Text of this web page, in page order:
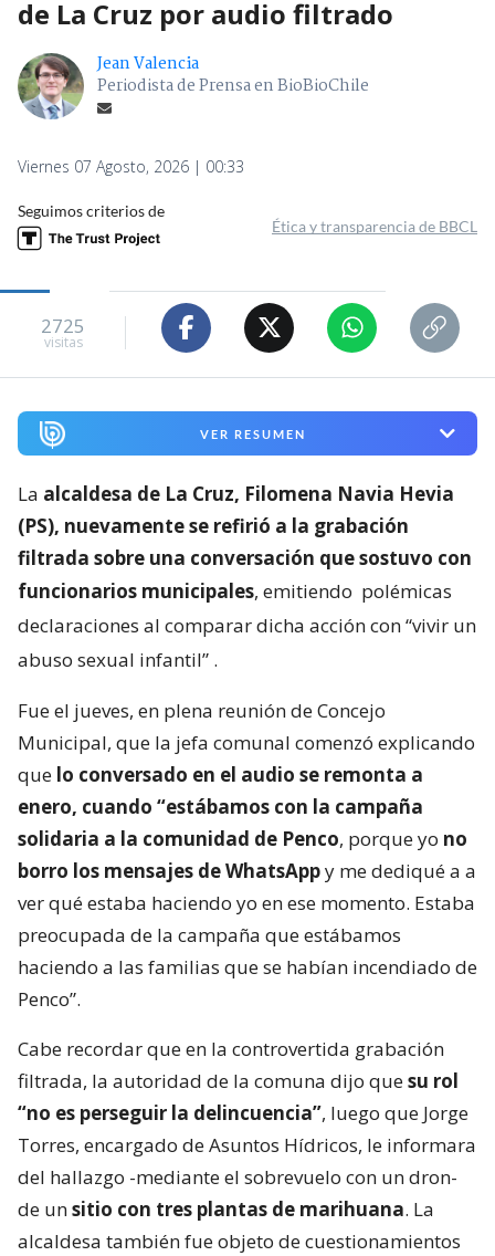
de La Cruz por audio filtrado
Jean Valencia
Periodista de Prensa en BioBioChile
Viernes 07 Agosto, 2026 | 00:33
Seguimos criterios de
Ética y transparencia de BBCL
2725
visitas
VER RESUMEN
La alcaldesa de La Cruz, Filomena Navia Hevia
(PS), nuevamente se refirió a la grabación
filtrada sobre una conversación que sostuvo con
funcionarios municipales, emitiendo polémicas
declaraciones al comparar dicha acción con “vivir un
abuso sexual infantil” .
Fue el jueves, en plena reunión de Concejo
Municipal, que la jefa comunal comenzó explicando
que lo conversado en el audio se remonta a
enero, cuando “estábamos con la campaña
solidaria a la comunidad de Penco, porque yo no
borro los mensajes de WhatsAppy me dediqué a a
ver qué estaba haciendo yo en ese momento. Estaba
preocupada de la campaña que estábamos
haciendo a las familias que se habían incendiado de
Penco”.
Cabe recordar que en la controvertida grabación
filtrada, la autoridad de la comuna dijo quesu rol
“no es perseguir la delincuencia”, luego que Jorge
Torres, encargado de Asuntos Hídricos, le informara
del hallazgo -mediante el sobrevuelo con un dron-
de unsitio con tres plantas de marihuana. La
alcaldesa también fue objeto de cuestionamientos